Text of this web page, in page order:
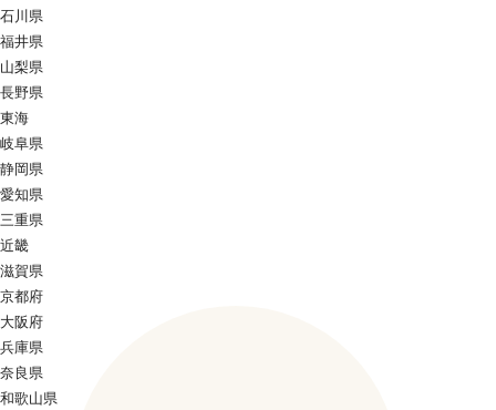
石川県
福井県
山梨県
長野県
東海
岐阜県
静岡県
愛知県
三重県
近畿
滋賀県
京都府
大阪府
兵庫県
奈良県
和歌山県